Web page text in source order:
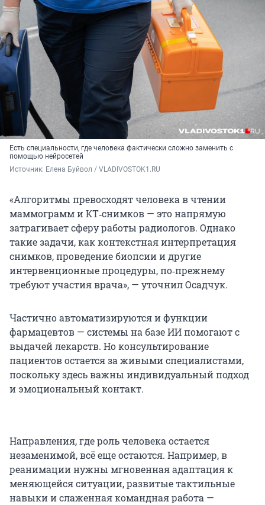
Есть специальности, где человека фактически сложно заменить с
помощью нейросетей
Источник: Елена Буйвол / VLADIVOSTOK1.RU
«Алгоритмы превосходят человека в чтении
маммограмм и КТ‑снимков — это напрямую
затрагивает сферу работы радиологов. Однако
такие задачи, как контекстная интерпретация
снимков, проведение биопсии и другие
интервенционные процедуры, по‑прежнему
требуют участия врача», — уточнил Осадчук.
Частично автоматизируются и функции
фармацевтов — системы на базе ИИ помогают с
выдачей лекарств. Но консультирование
пациентов остается за живыми специалистами,
поскольку здесь важны индивидуальный подход
и эмоциональный контакт.
Направления, где роль человека остается
незаменимой, всё еще остаются. Например, в
реанимации нужны мгновенная адаптация к
меняющейся ситуации, развитые тактильные
навыки и слаженная командная работа —